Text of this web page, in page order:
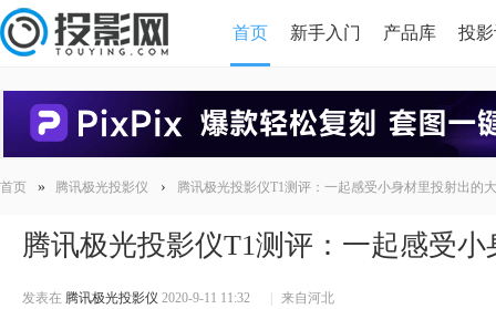
首页 新手入门 产品库 投
首页 » 腾讯极光投影仪 › 腾讯极光投影仪T1测评：一起感受小身材里投射出的
腾讯极光投影仪T1测评：一起感受
发表在 腾讯极光投影仪 2020-9-11 11:32 来自河北